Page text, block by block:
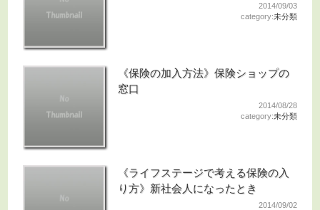
2014/09/03
category:未分類
《保険の加入方法》保険ショップの
窓口
2014/08/28
category:未分類
《ライフステージで考える保険の入
り方》新社会人になったとき
2014/09/02